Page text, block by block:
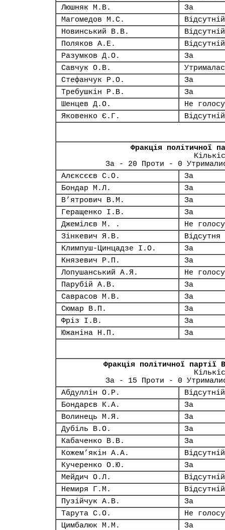
Люшняк М.В.
За
Магомедов М.С.
Відсутній
Новинський В.В.
Відсутній
Поляков А.Е.
Відсутній
Разумков Д.О.
За
Савчук О.В.
Стефанчук Р.О.
За
Требушкін Р.В.
За
Шенцев Д.О.
Не
Яковенко Є.Г.
Відсутній
Фракція політичної
За - 20 Проти - 0
Алєксєєв С.О.
За
Бондар М.Л.
За
В’ятрович В.М.
За
Геращенко І.В.
За
Джемілєв М. .
Не
Зінкевич Я.В.
Відсутня
Климпуш-Цинцадзе І.О.
За
Князевич Р.П.
За
Лопушанський А.Я.
Не
Парубій А.В.
За
Саврасов М.В.
За
Сюмар В.П.
За
Фріз І.В.
За
Южаніна Н.П.
За
Фракція політичної партії
За - 15 Проти - 0
Абдуллін О.Р.
Відсутній
Бондарєв К.А.
За
Волинець М.Я.
За
Дубіль В.О.
За
Кабаченко В.В.
За
Кожем’якін А.А.
Відсутній
Кучеренко О.Ю.
За
Мейдич О.Л.
Відсутній
Немиря Г.М.
Відсутній
Пузійчук А.В.
За
Тарута С.О.
Не
Цимбалюк М.М.
За